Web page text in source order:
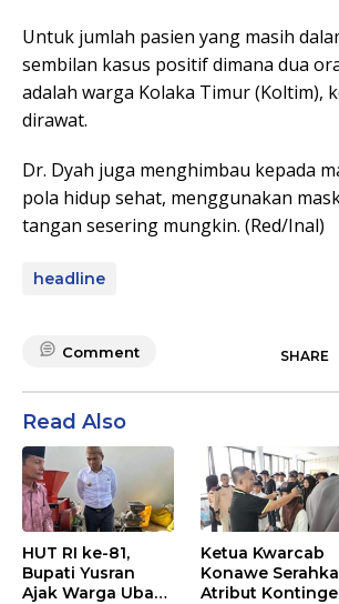
Untuk jumlah pasien yang masih
sembilan kasus positif dimana dua
adalah warga Kolaka Timur (Koltim),
dirawat.
Dr. Dyah juga menghimbau kepada
pola hidup sehat, menggunakan
tangan sesering mungkin. (Red/Inal)
headline
Comment SHARE
Read Also
HUT RI ke-81,
Bupati Yusran
Ajak Warga Ubah
Ketua Kwarcab
Konawe
Atribut